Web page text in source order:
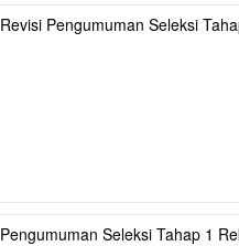
Revisi Pengumuman Seleksi
Pengumuman Seleksi Tahap 1